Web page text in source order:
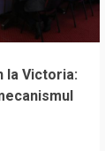
la Victoria: